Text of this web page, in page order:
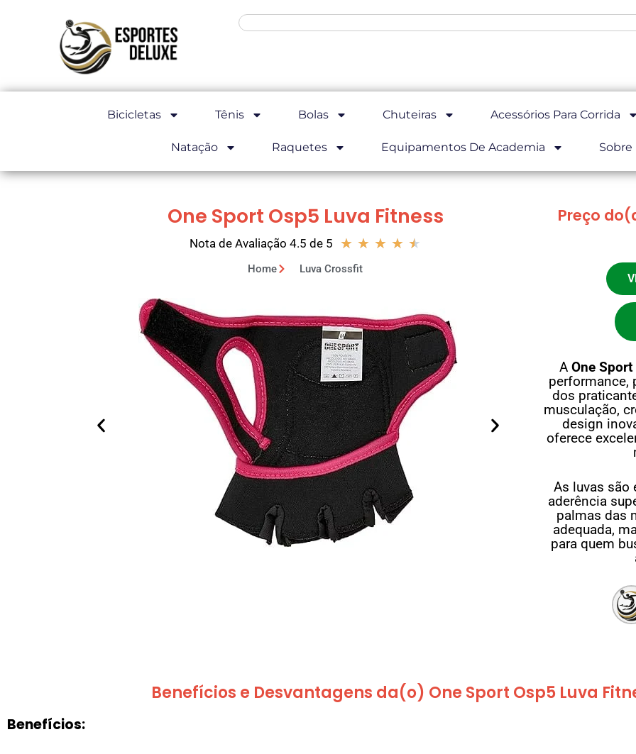
Bicicletas Tênis Bolas Chuteiras Acessórios Para Corrida
Natação Raquetes Equipamentos De Academia Sobre
One Sport Osp5 Luva Fitness
Nota de Avaliação 4.5 de 5 ★ ★ ★ ★ ★
Home Luva Crossfit
Preço
AOne
performance,
dos
musculação,
design
oferece
As luvas são
aderência
palmas das
adequada,
para quem
Benefícios e Desvantagens da(o) One Sport Osp5 Luva
Benefícios: